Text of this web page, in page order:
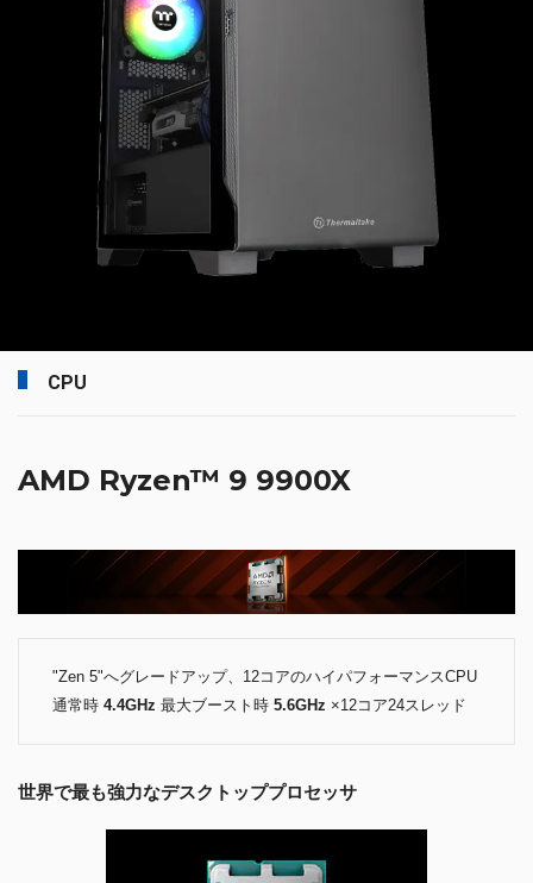
CPU
AMD Ryzen™ 9 9900X
"Zen 5"へグレードアップ、12コアのハイパフォーマンスCPU
通常時 4.4GHz 最大ブースト時 5.6GHz ×12コア24スレッド
世界で最も強力なデスクトッププロセッサ